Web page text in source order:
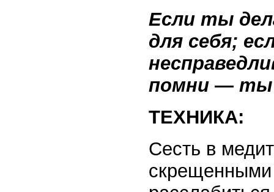
Если ты
для себя;
помни — ты
ТЕХНИКА:
Сесть в
скрещенными